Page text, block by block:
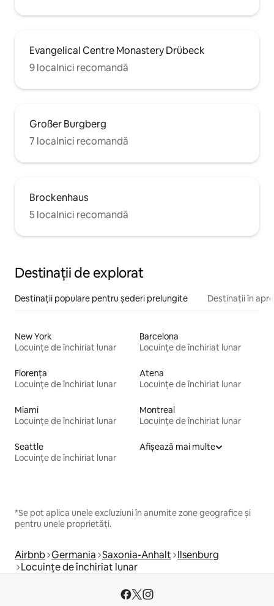
Evangelical Centre Monastery Drübeck
9 localnici recomandă
Großer Burgberg
7 localnici recomandă
Brockenhaus
5 localnici recomandă
Destinații de explorat
Destinații populare pentru șederi prelungite Destinații în
New York
Locuințe de închiriat lunar
Barcelona
Locuințe de închiriat lunar
Florența
Locuințe de închiriat lunar
Atena
Locuințe de închiriat lunar
Miami
Locuințe de închiriat lunar
Montreal
Locuințe de închiriat lunar
Seattle
Locuințe de închiriat lunar
Afișează mai multe
*Se pot aplica unele excluziuni în anumite zone geografice și
pentru unele proprietăți.
Airbnb Germania Saxonia-Anhalt Ilsenburg
Locuințe de închiriat lunar